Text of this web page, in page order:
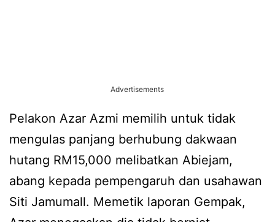
Advertisements
Pelakon Azar Azmi memilih untuk tidak
mengulas panjang berhubung dakwaan
hutang RM15,000 melibatkan Abiejam,
abang kepada pempengaruh dan usahawan
Siti Jamumall. Memetik laporan Gempak,